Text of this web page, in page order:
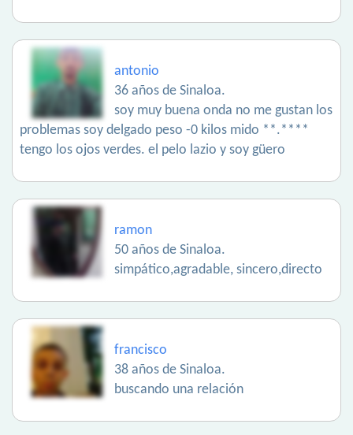
antonio
36 años de Sinaloa.
soy muy buena onda no me gustan los
problemas soy delgado peso -0 kilos mido **.****
tengo los ojos verdes. el pelo lazio y soy güero
ramon
50 años de Sinaloa.
simpático,agradable, sincero,directo
francisco
38 años de Sinaloa.
buscando una relación